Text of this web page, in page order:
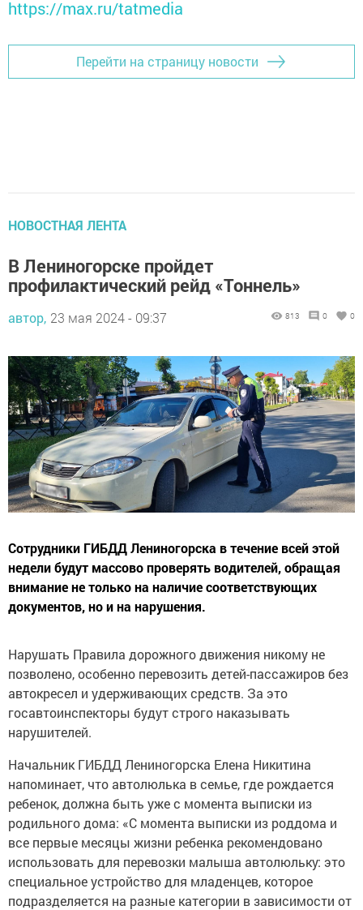
https://max.ru/tatmedia
Перейти на страницу новости
НОВОСТНАЯ ЛЕНТА
В Лениногорске пройдет
профилактический рейд «Тоннель»
автор, 23 мая 2024 - 09:37 813 0 0
Сотрудники ГИБДД Лениногорска в течение всей этой
недели будут массово проверять водителей, обращая
внимание не только на наличие соответствующих
документов, но и на нарушения.
Нарушать Правила дорожного движения никому не
позволено, особенно перевозить детей-пассажиров без
автокресел и удерживающих средств. За это
госавтоинспекторы будут строго наказывать
нарушителей.
Начальник ГИБДД Лениногорска Елена Никитина
напоминает, что автолюлька в семье, где рождается
ребенок, должна быть уже с момента выписки из
родильного дома: «С момента выписки из роддома и
все первые месяцы жизни ребенка рекомендовано
использовать для перевозки малыша автолюльку: это
специальное устройство для младенцев, которое
подразделяется на разные категории в зависимости от